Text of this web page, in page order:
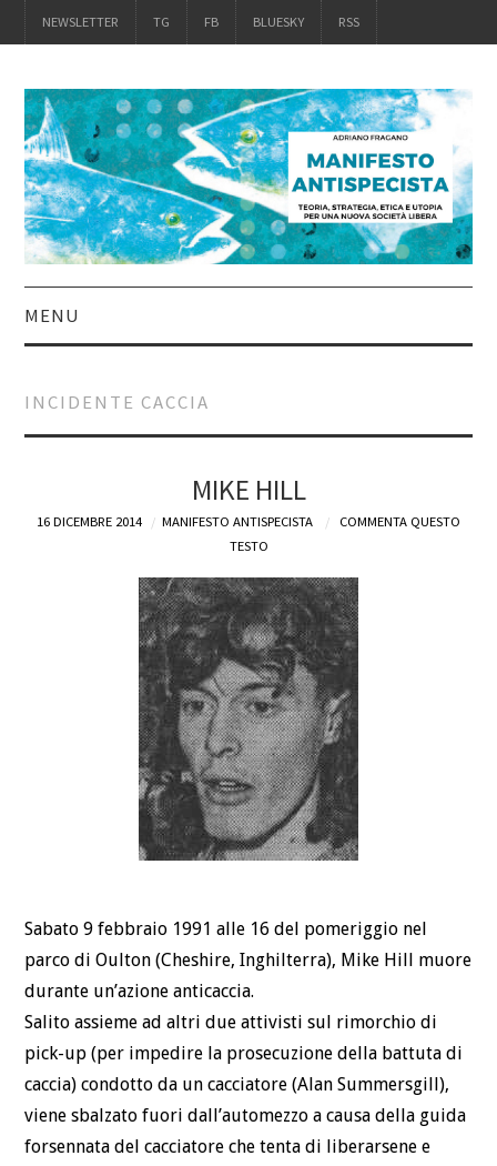
NEWSLETTER TG FB BLUESKY RSS
MENU
INCIDENTE CACCIA
MIKE HILL
16 DICEMBRE 2014 MANIFESTO ANTISPECISTA
COMMENTA QUESTO
TESTO
Sabato 9 febbraio 1991 alle 16 del pomeriggio nel
parco di Oulton (Cheshire, Inghilterra), Mike Hill muore
durante un’azione anticaccia.
Salito assieme ad altri due attivisti sul rimorchio di
pick-up (per impedire la prosecuzione della battuta di
caccia) condotto da un cacciatore (Alan Summersgill),
viene sbalzato fuori dall’automezzo a causa della guida
forsennata del cacciatore che tenta di liberarsene e